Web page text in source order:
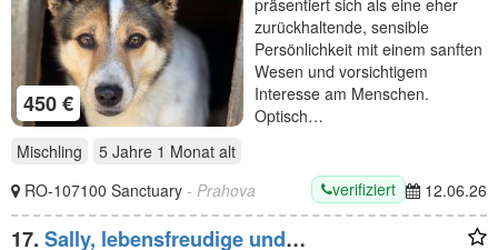
450 €
präsentiert sich als eine eher
zurückhaltende, sensible
Persönlichkeit mit einem sanften
Wesen und vorsichtigem
Interesse am Menschen.
Optisch…
Mischling
5 Jahre 1 Monat alt
RO-107100 Sanctuary - Prahova verifiziert 12.06.26
17. Sally, lebensfreudige und